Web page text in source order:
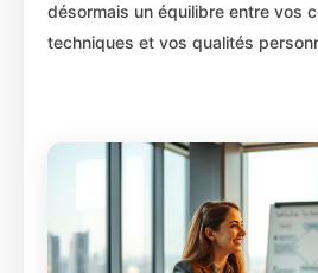
désormais un équilibre entre vos
techniques et vos qualités